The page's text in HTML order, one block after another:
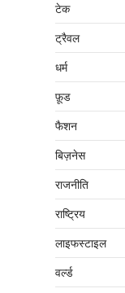
टेक
ट्रैवल
धर्म
फ़ूड
फैशन
बिज़नेस
राजनीति
राष्ट्रिय
लाइफस्टाइल
वर्ल्ड